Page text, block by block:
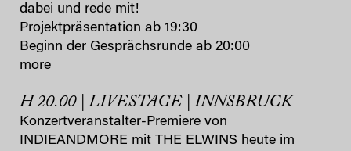
dabei und rede mit!
Projektpräsentation ab 19:30
Beginn der Gesprächsrunde ab 20:00
more
H 20.00 | LIVESTAGE | INNSBRUCK
Konzertveranstalter-Premiere von
INDIEANDMORE mit THE ELWINS heute im